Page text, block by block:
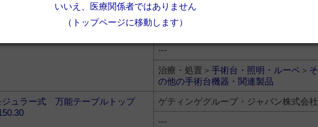
の他の手術台機器・関連製品
川本産業株式会社
---
治療・処置＞ 手術台・照明・ルーペ ＞ そ
の他の手術台機器・関連製品
ジュラー式 万能テーブルトップ
ゲティンゲグループ・ジャパン株式会社
---
いいえ、医療関係者ではありません
（トップページに移動します）